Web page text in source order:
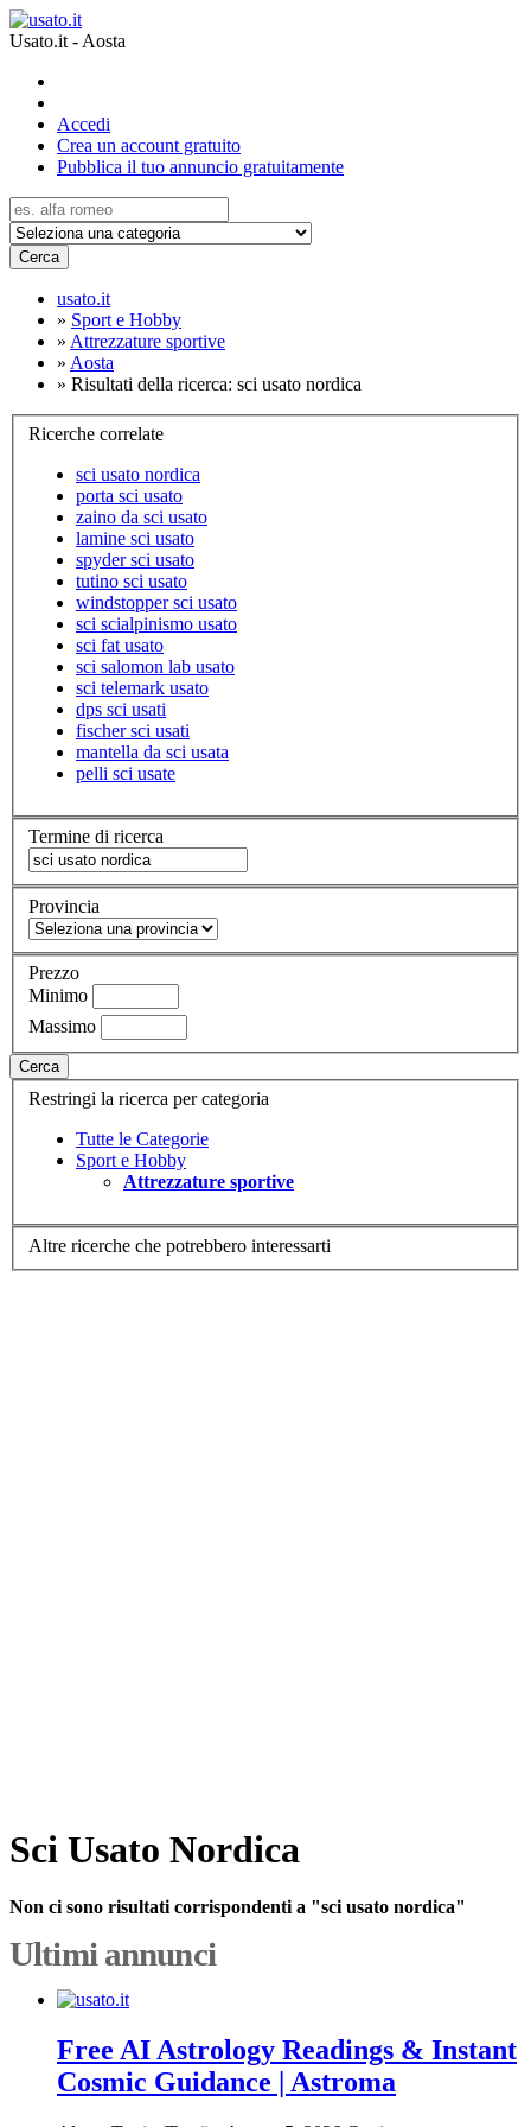
Usato.it - Aosta
Accedi
Crea un account gratuito
Pubblica il tuo annuncio gratuitamente
Cerca
usato.it
» Sport e Hobby
» Attrezzature sportive
» Aosta
» Risultati della ricerca: sci usato nordica
Ricerche correlate
sci usato nordica
porta sci usato
zaino da sci usato
lamine sci usato
spyder sci usato
tutino sci usato
windstopper sci usato
sci scialpinismo usato
sci fat usato
sci salomon lab usato
sci telemark usato
dps sci usati
fischer sci usati
mantella da sci usata
pelli sci usate
Termine di ricerca
Provincia
Prezzo
Minimo
Massimo
Cerca
Restringi la ricerca per categoria
Tutte le Categorie
Sport e Hobby
Attrezzature sportive
Altre ricerche che potrebbero interessarti
Sci Usato Nordica
Non ci sono risultati corrispondenti a "sci usato nordica"
Ultimi annunci
Free AI Astrology Readings & Instant
Cosmic Guidance | Astroma